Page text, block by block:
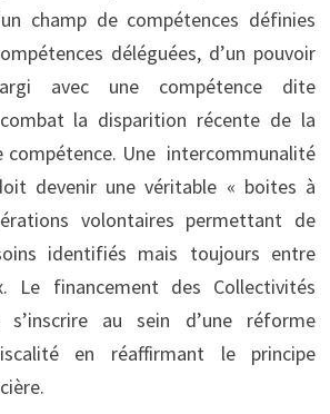
champ de compétences définies
déléguées, d’un pouvoir
avec une compétence dite
la disparition récente de la
compétence. Une intercommunalité
devenir une véritable « boites à
volontaires permettant de
identifiés mais toujours entre
Le financement des Collectivités
au sein d’une réforme
en réaffirmant le principe